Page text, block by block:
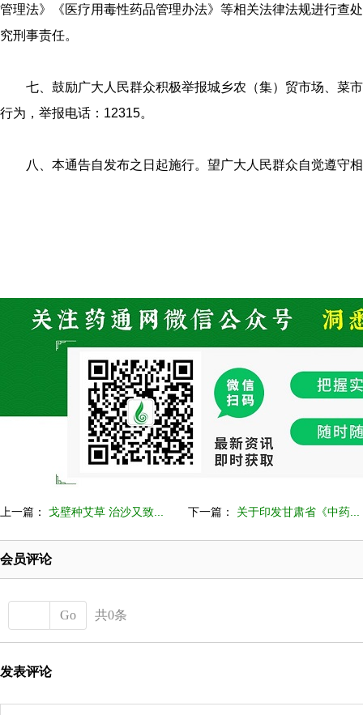
管理法》《医疗用毒性药品管理办法》等相关法律法规进行查
究刑事责任。
七、鼓励广大人民群众积极举报城乡农（集）贸市场、菜
行为，举报电话：12315。
八、本通告自发布之日起施行。望广大人民群众自觉遵守
上一篇： 戈壁种艾草 治沙又致... 下一篇： 关于印发甘肃省《中药...
会员评论
Go 共0条
发表评论